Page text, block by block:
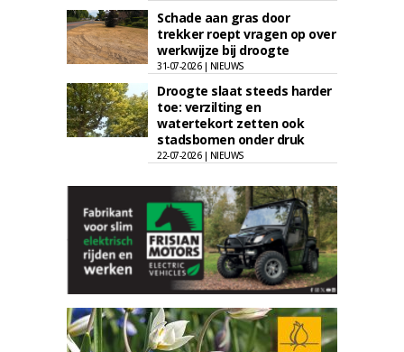
Schade aan gras door
trekker roept vragen op over
werkwijze bij droogte
31-07-2026 | NIEUWS
Droogte slaat steeds harder
toe: verzilting en
watertekort zetten ook
stadsbomen onder druk
22-07-2026 | NIEUWS